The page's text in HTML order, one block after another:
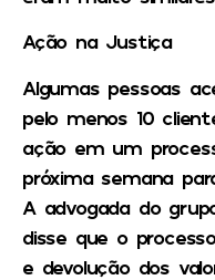
Ação na Justiça
Algumas pessoas
pelo menos 10
ação em um
próxima semana
A advogada do
disse que o
e devolução dos